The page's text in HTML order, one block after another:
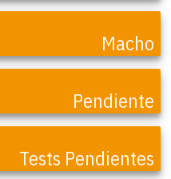
Macho
Pendiente
Tests Pendientes